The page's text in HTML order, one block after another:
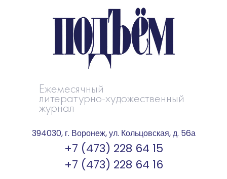
Ежемесячный
литературно-художественный
журнал
394030, г. Воронеж, ул. Кольцовская, д. 56а
+7 (473) 228 64 15
+7 (473) 228 64 16